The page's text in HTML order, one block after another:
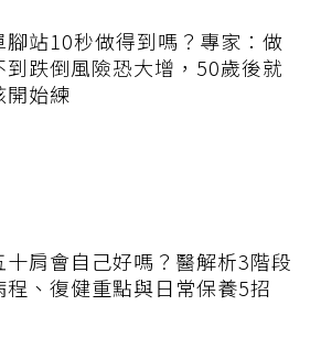
腳站10秒做得到嗎？專家：做
到跌倒風險恐大增，50歲後就
開始練
十肩會自己好嗎？醫解析3階段
程、復健重點與日常保養5招